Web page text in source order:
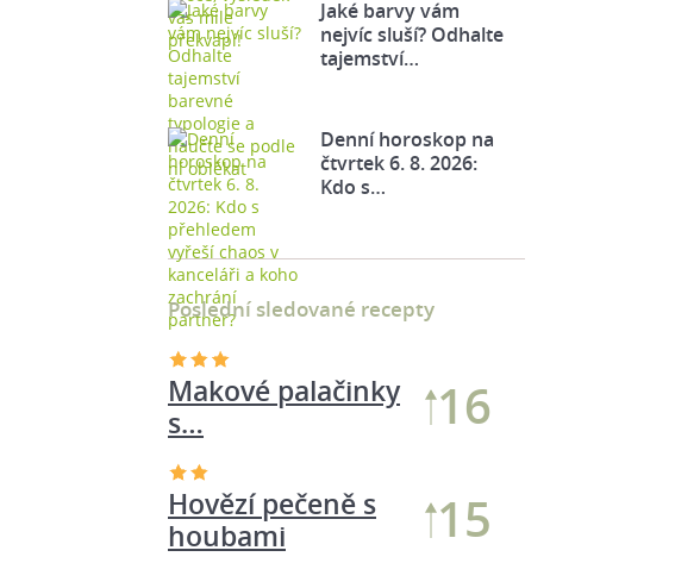
Jaké barvy vám
nejvíc sluší? Odhalte
tajemství…
Denní horoskop na
čtvrtek 6. 8. 2026:
Kdo s…
Poslední sledované recepty
Hovězí pečeně s
houbami
16
Makové palačinky
s…
17